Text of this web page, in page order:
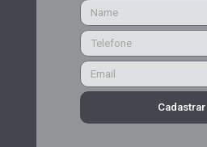
Cadastrar